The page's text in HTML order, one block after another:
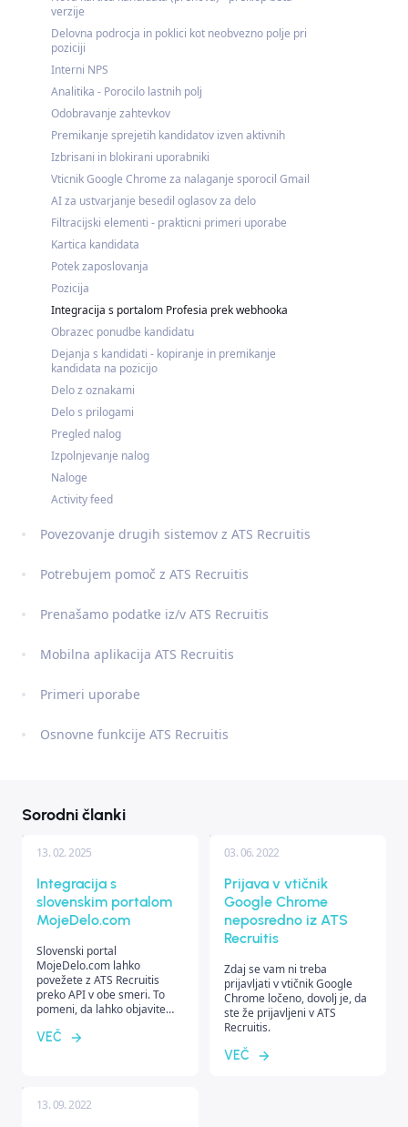
verzije
Delovna podrocja in poklici kot neobvezno polje pri
poziciji
Interni NPS
Analitika - Porocilo lastnih polj
Odobravanje zahtevkov
Premikanje sprejetih kandidatov izven aktivnih
Izbrisani in blokirani uporabniki
Vticnik Google Chrome za nalaganje sporocil Gmail
AI za ustvarjanje besedil oglasov za delo
Filtracijski elementi - prakticni primeri uporabe
Kartica kandidata
Potek zaposlovanja
Pozicija
Integracija s portalom Profesia prek webhooka
Obrazec ponudbe kandidatu
Dejanja s kandidati - kopiranje in premikanje
kandidata na pozicijo
Delo z oznakami
Delo s prilogami
Pregled nalog
Izpolnjevanje nalog
Naloge
Activity feed
Povezovanje drugih sistemov z ATS Recruitis
Potrebujem pomoč z ATS Recruitis
Prenašamo podatke iz/v ATS Recruitis
Mobilna aplikacija ATS Recruitis
Primeri uporabe
Osnovne funkcije ATS Recruitis
Sorodni članki
13. 02. 2025
Integracija s
slovenskim portalom
MojeDelo.com
Slovenski portal
MojeDelo.com lahko
povežete z ATS Recruitis
preko API v obe smeri. To
pomeni, da lahko objavite
iz Recruitis na portal, prav
VEČ
03. 06. 2022
Prijava v vtičnik
Google Chrome
neposredno iz ATS
Recruitis
Zdaj se vam ni treba
prijavljati v vtičnik Google
Chrome ločeno, dovolj je, da
ste že prijavljeni v ATS
Recruitis.
VEČ
13. 09. 2022